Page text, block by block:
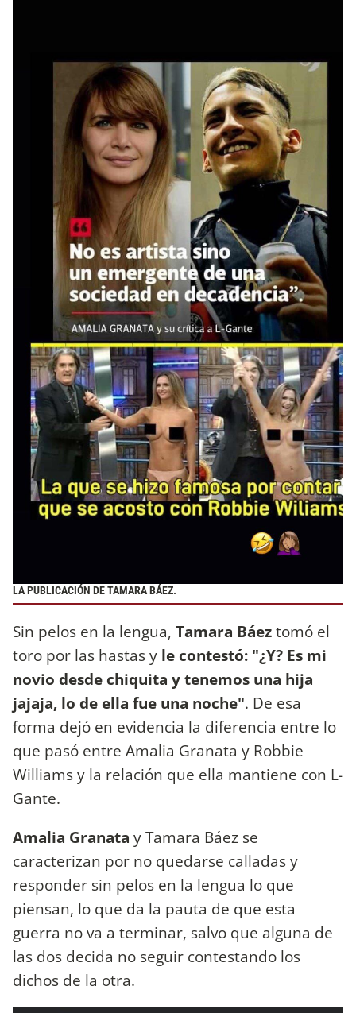
LA PUBLICACIÓN DE TAMARA BÁEZ.
Sin pelos en la lengua, Tamara Báeztomó el
toro por las hastas y le contestó: "¿Y? Es mi
novio desde chiquita y tenemos una hija
jajaja, lo de ella fue una noche". De esa
forma dejó en evidencia la diferencia entre lo
que pasó entre Amalia Granata y Robbie
Williams y la relación que ella mantiene con L-
Gante.
Amalia Granata y Tamara Báez se
caracterizan por no quedarse calladas y
responder sin pelos en la lengua lo que
piensan, lo que da la pauta de que esta
guerra no va a terminar, salvo que alguna de
las dos decida no seguir contestando los
dichos de la otra.